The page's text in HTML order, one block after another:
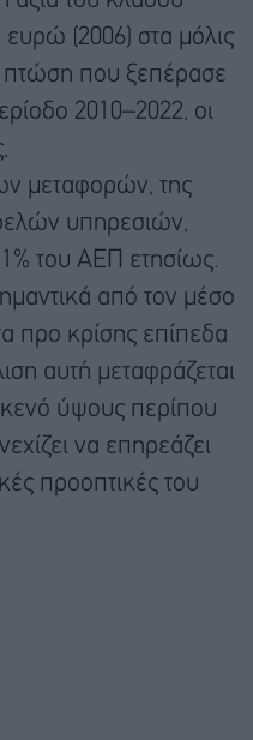
ευρώ (2006) στα μόλις
πτώση που ξεπέρασε
2010–2022, οι
μεταφορών, της
υπηρεσιών,
του ΑΕΠ ετησίως.
από τον μέσο
προ κρίσης επίπεδα
αυτή μεταφράζεται
κενό ύψους περίπου
να επηρεάζει
προοπτικές του